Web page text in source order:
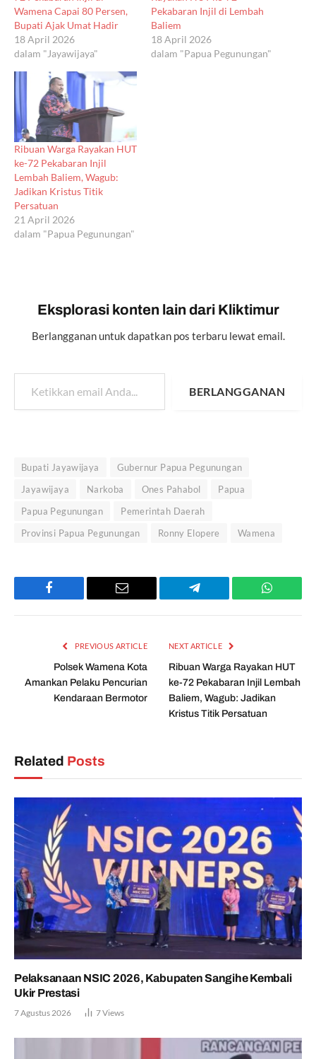
Wamena Capai 80 Persen,
Bupati Ajak Umat Hadir
18 April 2026
dalam "Jayawijaya"
Pekabaran Injil di Lembah
Baliem
18 April 2026
dalam "Papua Pegunungan"
Ribuan Warga Rayakan HUT
ke-72 Pekabaran Injil
Lembah Baliem, Wagub:
Jadikan Kristus Titik
Persatuan
21 April 2026
dalam "Papua Pegunungan"
Eksplorasi konten lain dari Kliktimur
Berlangganan untuk dapatkan pos terbaru lewat email.
Ketikkan email Anda...
BERLANGGANAN
Bupati Jayawijaya
Gubernur Papua Pegunungan
Jayawijaya
Narkoba Ones Pahabol
Papua
Papua Pegunungan
Pemerintah Daerah
Provinsi Papua Pegunungan
Ronny Elopere Wamena
Facebook Email Telegram
PREVIOUS ARTICLE
Polsek Wamena Kota
Amankan Pelaku Pencurian
Kendaraan Bermotor
NEXT ARTICLE
Ribuan Warga Rayakan HUT
ke-72 Pekabaran Injil Lembah
Baliem, Wagub: Jadikan
Kristus Titik Persatuan
Related Posts
Pelaksanaan NSIC 2026, Kabupaten Sangihe Kembali
Ukir Prestasi
7 Agustus 2026 7Views